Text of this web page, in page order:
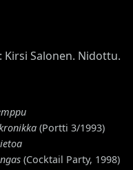
Kirsi Salonen. Nidottu.
(Portti 3/1993)
(Cocktail Party, 1998)